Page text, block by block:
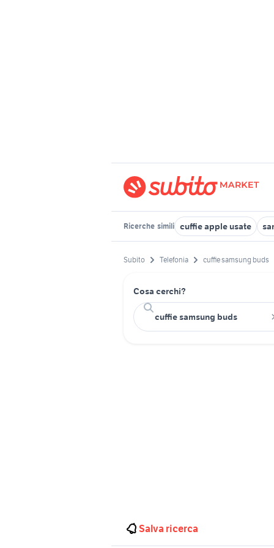
Ricerche simili cuffie apple usate
Subito Telefonia cuffie samsung buds
Cosa cerchi?
Salva ricerca